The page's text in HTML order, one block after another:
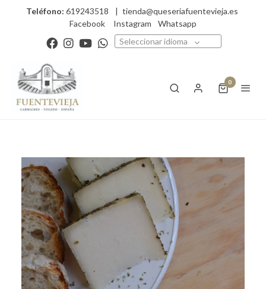
Teléfono: 619243518 | tienda@queseriafuentevieja.es
Facebook
Instagram
Whatsapp
Seleccionar idioma
0